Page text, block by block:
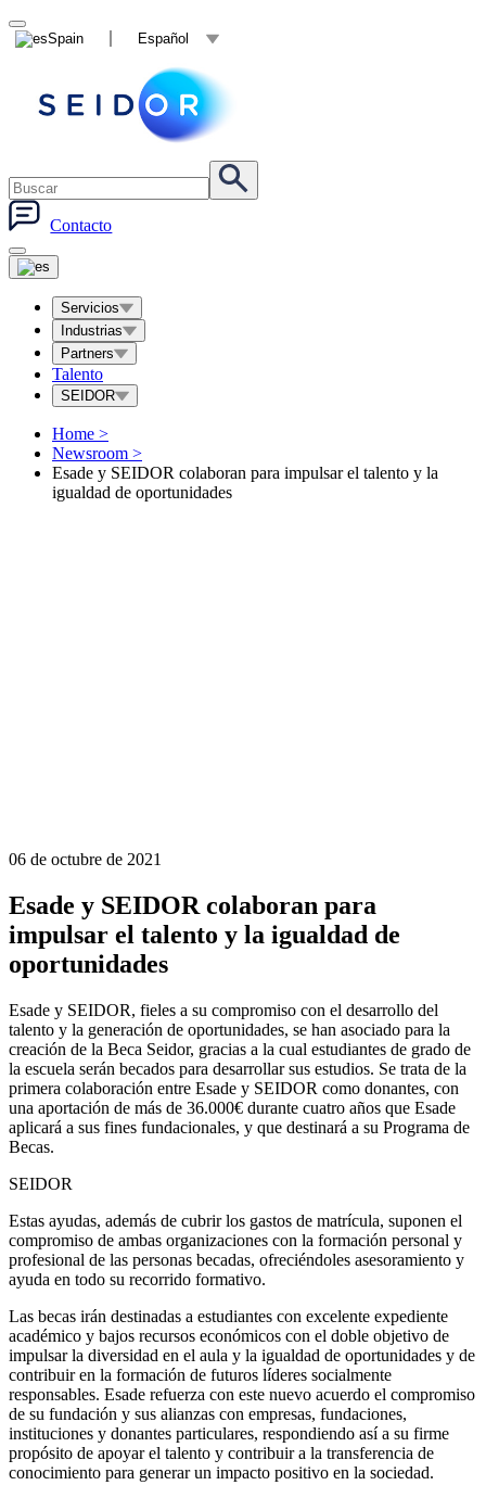
Spain Español
Contacto
Servicios
Industrias
Partners
Talento
SEIDOR
Home >
Newsroom >
Esade y SEIDOR colaboran para impulsar el talento y la
igualdad de oportunidades
06 de octubre de 2021
Esade y SEIDOR colaboran para
impulsar el talento y la igualdad de
oportunidades
Esade y SEIDOR, fieles a su compromiso con el desarrollo del
talento y la generación de oportunidades, se han asociado para la
creación de la Beca Seidor, gracias a la cual estudiantes de grado de
la escuela serán becados para desarrollar sus estudios. Se trata de la
primera colaboración entre Esade y SEIDOR como donantes, con
una aportación de más de 36.000€ durante cuatro años que Esade
aplicará a sus fines fundacionales, y que destinará a su Programa de
Becas.
SEIDOR
Estas ayudas, además de cubrir los gastos de matrícula, suponen el
compromiso de ambas organizaciones con la formación personal y
profesional de las personas becadas, ofreciéndoles asesoramiento y
ayuda en todo su recorrido formativo.
Las becas irán destinadas a estudiantes con excelente expediente
académico y bajos recursos económicos con el doble objetivo de
impulsar la diversidad en el aula y la igualdad de oportunidades y de
contribuir en la formación de futuros líderes socialmente
responsables. Esade refuerza con este nuevo acuerdo el compromiso
de su fundación y sus alianzas con empresas, fundaciones,
instituciones y donantes particulares, respondiendo así a su firme
propósito de apoyar el talento y contribuir a la transferencia de
conocimiento para generar un impacto positivo en la sociedad.